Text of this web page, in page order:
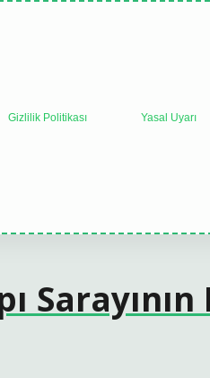
Gizlilik Politikası Yasal Uyarı